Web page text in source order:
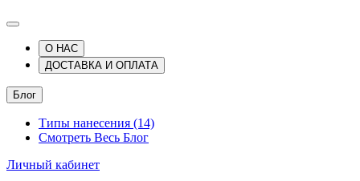
О НАС
ДОСТАВКА И ОПЛАТА
Блог
Типы нанесения (14)
Смотреть Весь Блог
Личный кабинет